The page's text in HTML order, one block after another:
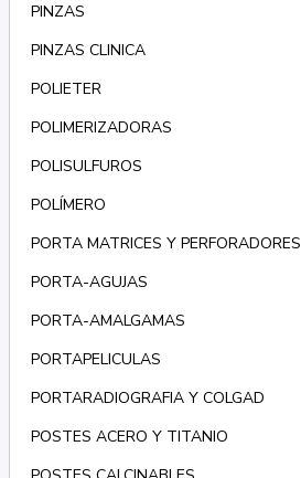
PINZAS
PINZAS CLINICA
POLIETER
POLIMERIZADORAS
POLISULFUROS
POLÍMERO
PORTA MATRICES Y PERFORADORES
PORTA-AGUJAS
PORTA-AMALGAMAS
PORTAPELICULAS
PORTARADIOGRAFIA Y COLGAD
POSTES ACERO Y TITANIO